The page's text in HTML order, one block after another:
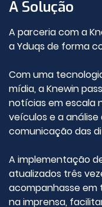
A Solução
A parceria com a
a Yduqs de forma
Com uma
mídia, a Knewin
notícias em escala
veículos e a
comunicação das
A implementação
atualizados três
acompanhasse em
na imprensa,